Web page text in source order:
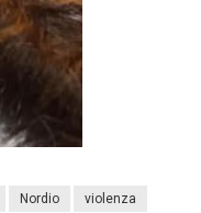
Nordio violenza